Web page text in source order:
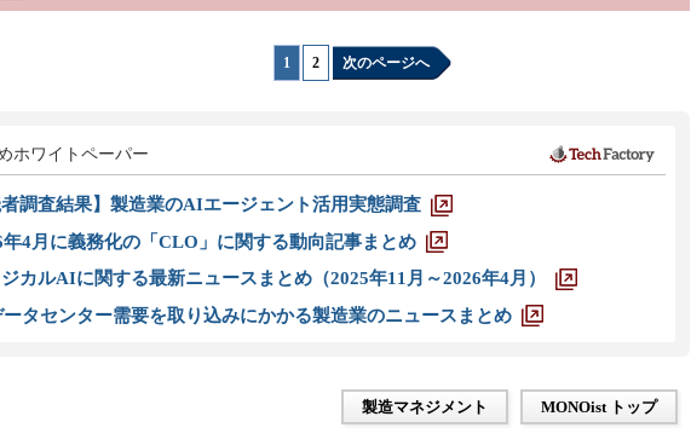
1 2 次のページへ
ホワイトペーパー
者調査結果】製造業のAIエージェント活用実態調査
年4月に義務化の「CLO」に関する動向記事まとめ
カルAIに関する最新ニュースまとめ（2025年11月～2026年4月）
タセンター需要を取り込みにかかる製造業のニュースまとめ
製造マネジメント MONOist トップ